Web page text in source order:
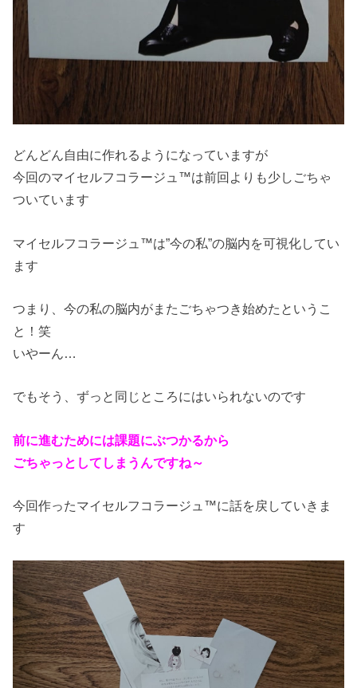
どんどん自由に作れるようになっていますが
今回のマイセルフコラージュ™は前回よりも少しごちゃ
ついています
マイセルフコラージュ™は”今の私”の脳内を可視化してい
ます
つまり、今の私の脳内がまたごちゃつき始めたというこ
と！笑
いやーん…
でもそう、ずっと同じところにはいられないのです
前に進むためには課題にぶつかるから
ごちゃっとしてしまうんですね～
今回作ったマイセルフコラージュ™に話を戻していきま
す